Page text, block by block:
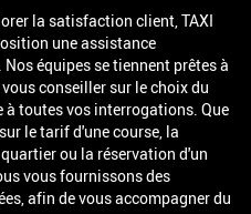
la satisfaction client, TAXI
une assistance
équipes se tiennent prêtes à
conseiller sur le choix du
à toutes vos interrogations. Que
le tarif d'une course, la
ou la réservation d'un
vous fournissons des
afin de vous accompagner du